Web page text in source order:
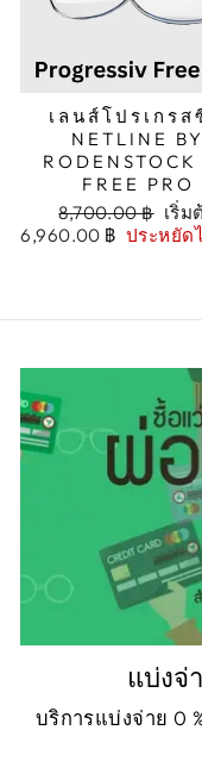
เลนส์โปรเกรส
NETLINE BY
FREE PRO
Regular
price
8,700.00 ฿ Sale
เริ่ม
6,960.00 ฿ ประหยัด
แบ่งจ่
บริการแบ่งจ่าย 0